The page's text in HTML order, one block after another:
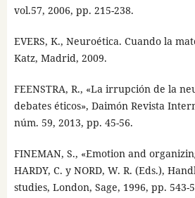
vol.57, 2006, pp. 215-238.
EVERS, K., Neuroética. Cuando la
Katz, Madrid, 2009.
FEENSTRA, R., «La irrupción de la
debates éticos», Daimón Revista
núm. 59, 2013, pp. 45-56.
FINEMAN, S., «Emotion and
HARDY, C. y NORD, W. R. (Eds.),
studies, London, Sage, 1996, pp. 543-